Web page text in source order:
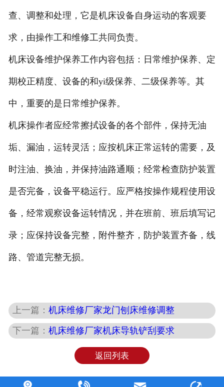
查、调整和处理，它是机床设备自身运动的客观要
求，由操作工和维修工共同负责。
机床设备维护保养工作内容包括：日常维护保养、定
期校正精度、设备的和yi级保养、二级保养等。其
中，重要的是日常维护保养。
机床操作者应经常擦拭设备的各个部件，保持无油
垢、漏油，运转灵活；应按机床正常运转的需要，及
时注油、换油，并保持油路通顺；经常检查防护装置
是否完备，设备平稳运行。应严格按操作规程使用设
备，经常观察设备运转情况，并在班前、班后填写记
录；应保持设备完整，附件整齐，防护装置齐备，线
路、管道完整无损。
上一篇：机床维修厂家龙门刨床维修调整
下一篇：机床维修厂家机床导轨铲刮要求
返回列表